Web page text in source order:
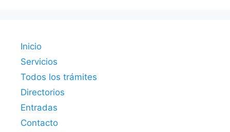
Inicio
Servicios
Todos los trámites
Directorios
Entradas
Contacto